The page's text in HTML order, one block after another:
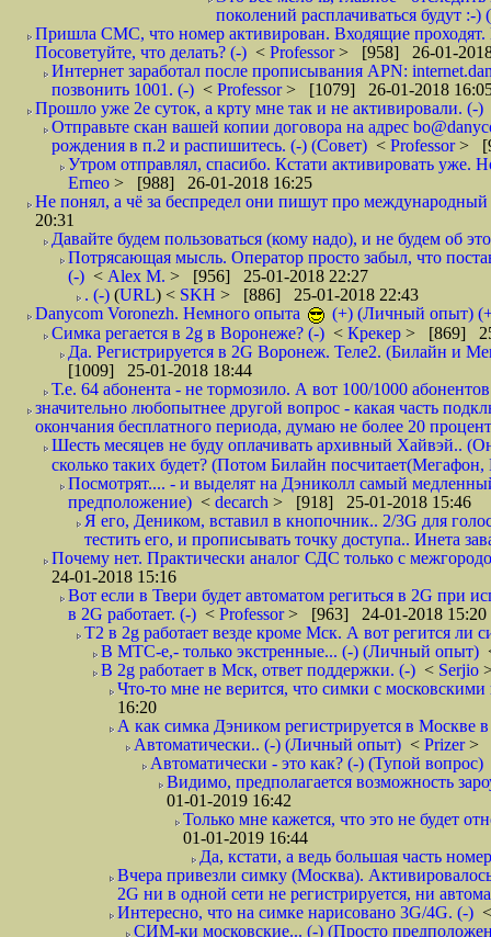
поколений расплачиваться будут :-)
Пришла СМС, что номер активирован. Входящие проходят.
Посоветуйте, что делать? (-) < Professor> [958] 26-01-
Интернет заработал после прописывания APN:
позвонить 1001. (-) < Professor> [1079] 26-01-2018
Прошло уже 2е суток, а крту мне так и не активировали. (-)
Отправьте скан вашей копии договора на адрес
рождения в п.2 и распишитесь. (-) (Совет) < Professor>
Утром отправлял, спасибо. Кстати активировать уже.
Erneo > [988] 26-01-2018 16:25
Не понял, а чё за беспредел они пишут про
20:31
Давайте будем пользоваться (кому надо), и не будем об
Потрясающая мысль. Оператор просто забыл, что
(-) < Alex M. > [956] 25-01-2018 22:27
. (-) (URL) < SKH > [886] 25-01-2018 22:43
Danycom Voronezh. Немного опыта
(+) (Личный опыт)
Симка регается в 2g в Воронеже? (-) < Крекер > [869]
Да. Регистрируется в 2G Воронеж. Теле2. (Билайн и
[1009] 25-01-2018 18:44
Т.е. 64 абонента - не тормозило. А вот 100/1000
значительно любопытнее другой вопрос - какая часть
окончания бесплатного периода, думаю не более 20
Шесть месяцев не буду оплачивать архивный Хайвэй..
сколько таких будет? (Потом Билайн
Посмотрят.... - и выделят на Дэниколл самый
предположение) < decarch > [918] 25-01-2018 15:46
Я его, Деником, вставил в кнопочник.. 2/3G для
тестить его, и прописывать точку доступа.. Инета
Почему нет. Практически аналог СДС только с
24-01-2018 15:16
Вот если в Твери будет автоматом региться в 2G при
в 2G работает. (-) < Professor> [963] 24-01-2018 15:20
T2 в 2g работает везде кроме Мск. А вот регится
В МТС-е,- только экстренные... (-) (Личный опыт)
В 2g работает в Мск, ответ поддержки. (-) < Serjio
Что-то мне не верится, что симки с
16:20
А как симка Дэником регистрируется в Москве
Автоматически.. (-) (Личный опыт) < Prizer>
Автоматически - это как? (-) (Тупой вопрос)
Видимо, предполагается возможность
01-01-2019 16:42
Только мне кажется, что это не будет
01-01-2019 16:44
Да, кстати, а ведь большая часть
Вчера привезли симку (Москва).
2G ни в одной сети не регистрируется, ни
Интересно, что на симке нарисовано 3G/4G. (-)
СИМ-ки московские... (-) (Просто